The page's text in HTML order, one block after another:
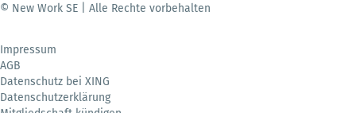
© New Work SE | Alle Rechte vorbehalten
Impressum
AGB
Datenschutz bei XING
Datenschutzerklärung